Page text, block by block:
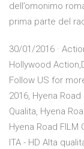
dell’omonimo
prima parte del
30/01/2016 ·
Hollywood
Follow US for
2016, Hyena
Qualita, Hyena
Hyena Road FILM
ITA - HD Alta